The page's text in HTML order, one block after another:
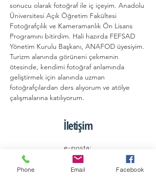
sonucu olarak fotoğraf ile iç içeyim. Anadolu
Üniversitesi Açık Öğretim Fakültesi
Fotoğrafçılık ve Kameramanlık Ön Lisans
Programını bitirdim. Hali hazırda FEFSAD
Yönetim Kurulu Başkanı, ANAFOD üyesiyim.
Turizm alanında görüneni çekmenin
ötesinde, kendimi fotoğraf anlamında
geliştirmek için alanında uzman
fotoğrafçılardan ders alıyorum ve atölye
çalışmalarına katılıyorum.
İletişim
e-posta:
kadinfotografcilardernegi@gmail.com
Phone Email Facebook